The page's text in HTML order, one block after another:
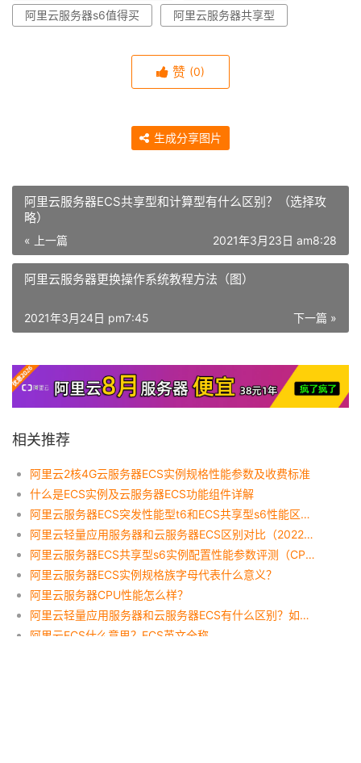
阿里云服务器s6值得买
阿里云服务器共享型
赞 (0)
生成分享图片
阿里云服务器ECS共享型和计算型有什么区别？（选择攻
略）
« 上一篇 2021年3月23日 am8:28
阿里云服务器更换操作系统教程方法（图）
下一篇 »
2021年3月24日 pm7:45
相关推荐
阿里云2核4G云服务器ECS实例规格性能参数及收费标准
什么是ECS实例及云服务器ECS功能组件详解
阿里云服务器ECS突发性能型t6和ECS共享型s6性能区别怎么选？
阿里云轻量应用服务器和云服务器ECS区别对比（2022更新）
阿里云服务器ECS共享型s6实例配置性能参数评测（CPU/网络收发包）
阿里云服务器ECS实例规格族字母代表什么意义？
阿里云服务器CPU性能怎么样？
阿里云轻量应用服务器和云服务器ECS有什么区别？如何选择？
阿里云ECS什么意思？ECS英文全称